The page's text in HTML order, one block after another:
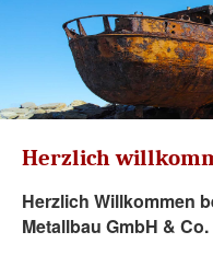
Herzlich
Herzlich Willkommen
Metallbau GmbH & Co.